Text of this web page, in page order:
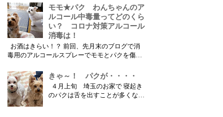
ります。 昨年末にも何度かお医
者さん言って、お薬をもらい様子
を見ていました。舐めてしまうの
で、内服薬で治療します。 しか
し、良くなって安心していると、
また患部を舐め...
モモ★パク わんちゃんのア
ルコール中毒量ってどのくら
い？ コロナ対策アルコール
消毒は！
お酒はきらい！？ 前回、先月末のブログで消
毒用のアルコールスプレーでモモとパクを傷つ
症状でした 実は、コロナの流行初期にも、リビ
ング内に置いていたゴミ箱のアルコールゴミで
モモとパクが吐いたことがあります ゴミ箱に蓋
はあったのですが、...
きゃ～！ パクが・・・・
４月上旬 埼玉のお家で 寝起き
のパクは舌を出すことが多くなっ